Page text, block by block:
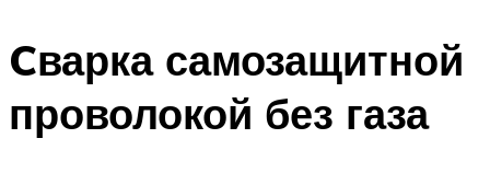
Cварка самозащитной
проволокой без газа